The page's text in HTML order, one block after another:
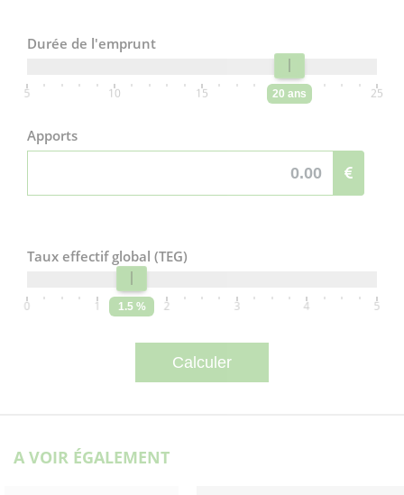
Durée de l'emprunt
20 ans
5 10 15 20 25
Apports
Taux effectif global (TEG)
1.5 %
0 1 2 3 4 5
A VOIR ÉGALEMENT